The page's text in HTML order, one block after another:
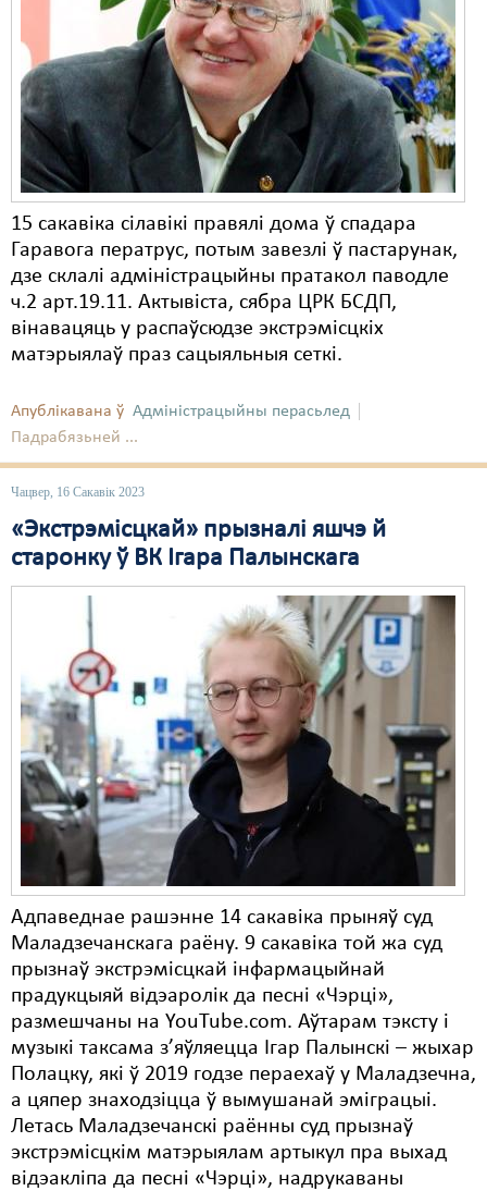
15 сакавіка сілавікі правялі дома ў спадара
Гаравога ператрус, потым завезлі ў пастарунак,
дзе склалі адміністрацыйны пратакол паводле
ч.2 арт.19.11. Актывіста, сябра ЦРК БСДП,
вінавацяць у распаўсюдзе экстрэмісцкіх
матэрыялаў праз сацыяльныя сеткі.
Апублікавана ў Адміністрацыйны перасьлед
Падрабязьней ...
Чацвер, 16 Сакавік 2023
«Экстрэмісцкай» прызналі яшчэ й
старонку ў ВК Ігара Палынскага
Адпаведнае рашэнне 14 сакавіка прыняў суд
Маладзечанскага раёну. 9 сакавіка той жа суд
прызнаў экстрэмісцкай інфармацыйнай
прадукцыяй відэаролік да песні «Чэрці»,
размешчаны на YouTube.com. Аўтарам тэксту і
музыкі таксама з’яўляецца Ігар Палынскі – жыхар
Полацку, які ў 2019 годзе пераехаў у Маладзечна,
а цяпер знаходзіцца ў вымушанай эміграцыі.
Летась Маладзечанскі раённы суд прызнаў
экстрэмісцкім матэрыялам артыкул пра выхад
відэакліпа да песні «Чэрці», надрукаваны